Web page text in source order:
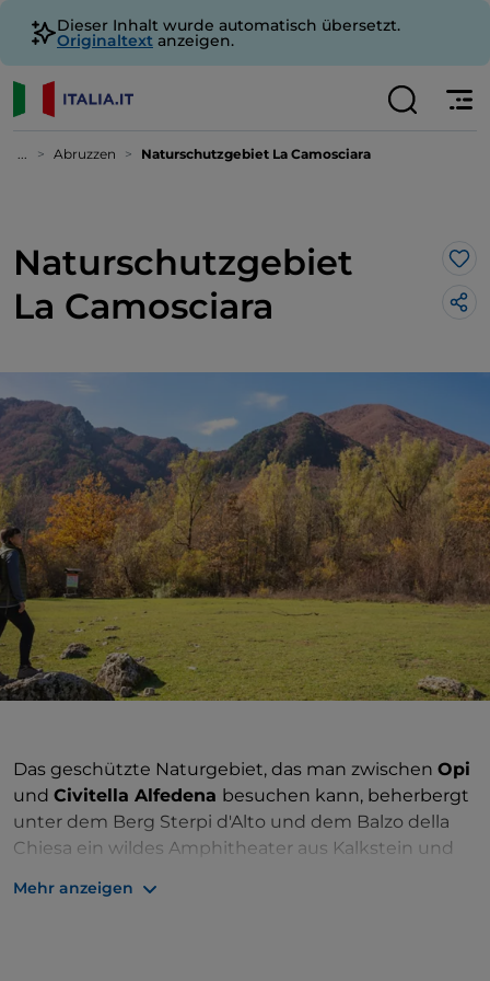
Dieser Inhalt wurde automatisch übersetzt.
Originaltext anzeigen.
... Abruzzen Naturschutzgebiet La Camosciara
Naturschutzgebiet
La Camosciara
Das geschützte Naturgebiet, das man zwischen Opi
und Civitella Alfedena besuchen kann, beherbergt
unter dem Berg Sterpi d'Alto und dem Balzo della
Chiesa ein wildes Amphitheater aus Kalkstein und
Schwarzkiefernwäldern. Das Gebiet hat seinen
Mehr anzeigen